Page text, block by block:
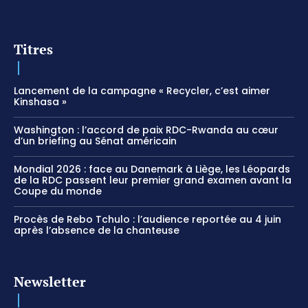
Titres
Lancement de la campagne « Recycler, c’est aimer
Kinshasa »
Washington : l’accord de paix RDC-Rwanda au cœur
d’un briefing au Sénat américain
Mondial 2026 : face au Danemark à Liège, les Léopards
de la RDC passent leur premier grand examen avant la
Coupe du monde
Procès de Rebo Tchulo : l’audience reportée au 4 juin
après l’absence de la chanteuse
Newsletter